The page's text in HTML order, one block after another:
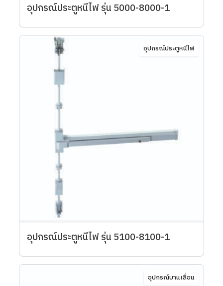
อุปกรณ์ประตูหนีไฟ รุ่น 5000-8000-1
อุปกรณ์ประตูหนีไฟ
อุปกรณ์ประตูหนีไฟ รุ่น 5100-8100-1
อุปกรณ์บานเลื่อน